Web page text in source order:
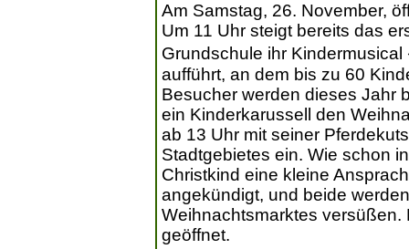
Am Samstag, 26. November,
Um 11 Uhr steigt bereits das
Grundschule ihr
aufführt, an dem bis zu 60
Besucher werden dieses Jahr
ein Kinderkarussell den
ab 13 Uhr mit seiner
Stadtgebietes ein. Wie schon
Christkind eine kleine
angekündigt, und beide
Weihnachtsmarktes versüßen.
geöffnet.